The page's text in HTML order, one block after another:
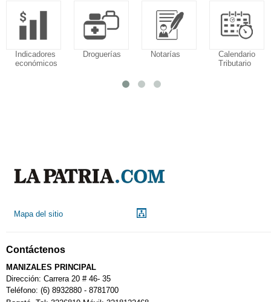
Indicadores
económicos
Droguerías Notarías
Calendario
Tributario
Mapa del sitio
Contáctenos
MANIZALES PRINCIPAL
Dirección: Carrera 20 # 46- 35
Teléfono: (6) 8932880 - 8781700